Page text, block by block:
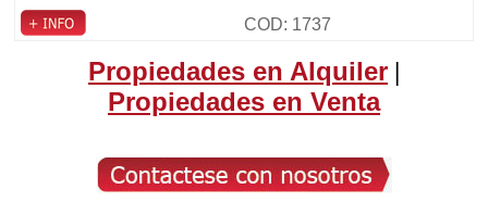
COD: 1737
Propiedades en Alquiler|
Propiedades en Venta